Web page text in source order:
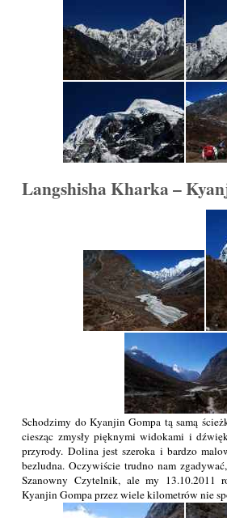
Langshisha Kharka –
Schodzimy do Kyanjin Gompa tą samą
ciesząc zmysły pięknymi widokami i
przyrody. Dolina jest szeroka i bardzo
bezludna. Oczywiście trudno nam
Szanowny Czytelnik, ale my 13.10.2011
Kyanjin Gompa przez wiele kilometrów nie